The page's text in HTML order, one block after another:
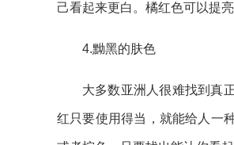
己看起来更白。橘红色可以提
4.黝黑的肤色
大多数亚洲人很难找到真
红只要使用得当，就能给人一